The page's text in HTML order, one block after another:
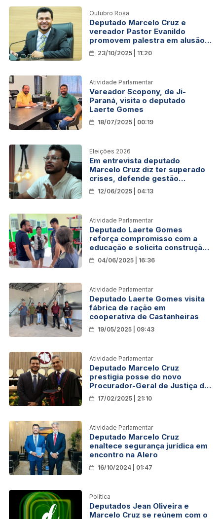
Outubro Rosa
Deputado Marcelo Cruz e
vereador Pastor Evanildo
promovem palestra em alusão
ao Outubro Rosa
23/10/2025 | 11:20
Atividade Parlamentar
Vereador Scopony, de Ji-
Paraná, visita o deputado
Laerte Gomes
18/07/2025 | 00:19
Eleições 2026
Em entrevista deputado
Marcelo Cruz diz ter superado
crises, defende gestão
integrada e anuncia foco na
reeleição em 2026
12/06/2025 | 04:13
Atividade Parlamentar
Deputado Laerte Gomes
reforça compromisso com a
educação e solicita construção
de quadra poliesportiva para
Escola 13 de Maio, em Ji-Paraná
04/06/2025 | 16:36
Atividade Parlamentar
Deputado Laerte Gomes visita
fábrica de ração em
cooperativa de Castanheiras
19/05/2025 | 09:43
Atividade Parlamentar
Deputado Marcelo Cruz
prestigia posse do novo
Procurador-Geral de Justiça de
Rondônia
17/02/2025 | 21:10
Atividade Parlamentar
Deputado Marcelo Cruz
enaltece segurança jurídica em
encontro na Alero
16/10/2024 | 01:47
Política
Deputados Jean Oliveira e
Marcelo Cruz se reúnem com o